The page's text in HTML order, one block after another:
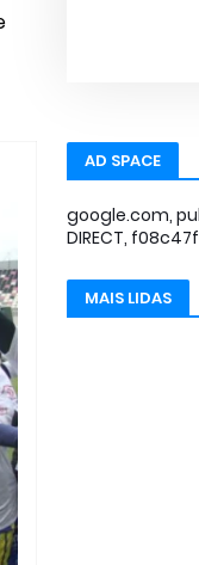
AD SPACE
google.com,
DIRECT,
MAIS LIDAS